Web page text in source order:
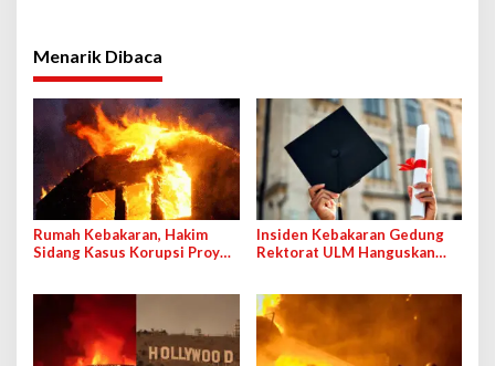
Menarik Dibaca
Rumah Kebakaran, Hakim
Sidang Kasus Korupsi Proyek
Insiden Kebakaran Gedung
Rektorat ULM Hanguskan